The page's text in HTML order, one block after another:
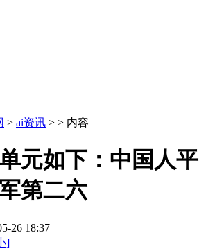
> ai资讯 > > 内容
元如下：中国人平
第二六
26 18:37
]